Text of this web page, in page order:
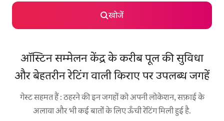
खोजें
ऑस्टिन सम्मेलन केंद्र के करीब पूल की सुविधा
और बेहतरीन रेटिंग वाली किराए पर उपलब्ध जगहें
गेस्ट सहमत हैं : ठहरने की इन जगहों को अपनी लोकेशन, सफ़ाई के
अलावा और भी कई बातों के लिए ऊँची रेटिंग मिली हुई है.